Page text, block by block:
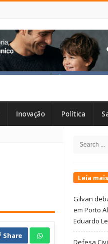
Inovação Política
Share
Sidebar
Search
Leia mais
Gilvan
em Porto
Eduardo
Defesa